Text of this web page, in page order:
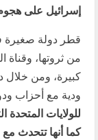
إسرائيل على
قطر دولة صغيرة
من ثروتها، وقناة
كبيرة، ومن خلال
ودية مع أحزاب
للولايات
كما أنها تتحدث